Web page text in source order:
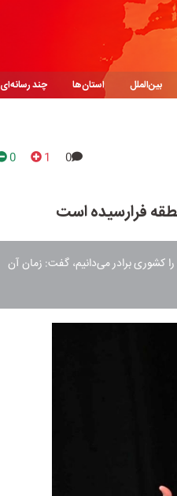
بین‌الملل استان‌ها
چند رسانه‌ای
0
1
0
فرارسیده است
را کشوری برادر می‌دانیم، گفت: زمان آن